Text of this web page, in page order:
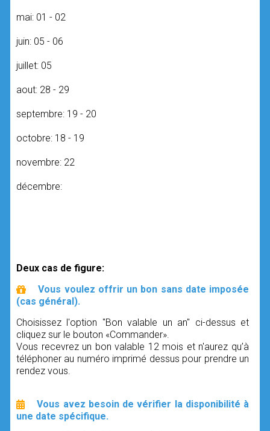
mai: 01 - 02
juin: 05 - 06
juillet: 05
aout: 28 - 29
septembre: 19 - 20
octobre: 18 - 19
novembre: 22
décembre:
Deux cas de figure:
Vous voulez offrir un bon sans date imposée
(cas général).
Choisissez l'option "Bon valable un an" ci-dessus et
cliquez sur le bouton «Commander».
Vous recevrez un bon valable 12 mois et n'aurez qu’à
téléphoner au numéro imprimé dessus pour prendre un
rendez vous.
Vous avez besoin de vérifier la disponibilité à
une date spécifique.